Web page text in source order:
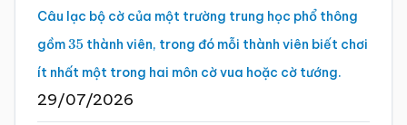
Câu lạc bộ cờ của một trường trung học phổ thông
gồm35 thành viên, trong đó mỗi thành viên biết chơi
ít nhất một trong hai môn cờ vua hoặc cờ tướng.
29/07/2026